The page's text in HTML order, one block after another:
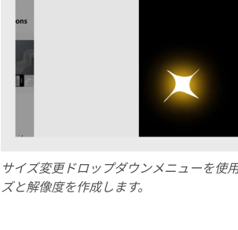
サイズ変更ドロップダウンメニューを使
ズと解像度を作成します。